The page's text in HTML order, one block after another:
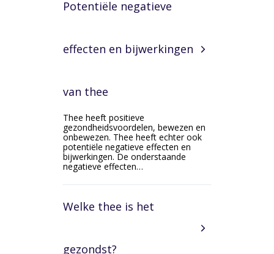
Potentiële negatieve
effecten en bijwerkingen
van thee
Thee heeft positieve
gezondheidsvoordelen, bewezen en
onbewezen. Thee heeft echter ook
potentiële negatieve effecten en
bijwerkingen. De onderstaande
negatieve effecten…
Welke thee is het
gezondst?